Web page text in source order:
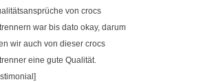
von crocs
war bis dato okay, darum
wir auch von dieser crocs
eine gute Qualität.